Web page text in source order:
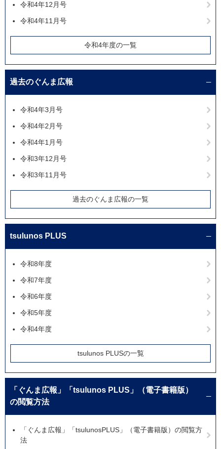
令和4年12月号
令和4年11月号
令和4年度の一覧
過去のぐんま広報
令和4年3月号
令和4年2月号
令和4年1月号
令和3年12月号
令和3年11月号
過去のぐんま広報の一覧
tsulunos PLUS
令和8年度
令和7年度
令和6年度
令和5年度
令和4年度
tsulunos PLUSの一覧
「ぐんま広報」「tsulunos PLUS」（電子書籍版）
の閲覧方法
「ぐんま広報」「tsulunosPLUS」（電子書籍版）の閲覧方
法